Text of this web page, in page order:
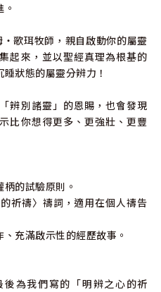
歌珥牧師，親自啟動你的屬靈
起來，並以聖經真理為根基的
狀態的屬靈分辨力！
辨別諸靈」的恩賜，也會發現
比你想得更多、更強壯、更豐
的試驗原則。
祈禱〉禱詞，適用在個人禱告
充滿啟示性的經歷故事。
為我們寫的「明辨之心的祈